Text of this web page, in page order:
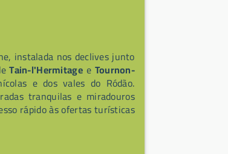
instalada nos declives junto
Tain-l'Hermitagee Tournon-
e dos vales do Ródão.
tranquilas e miradouros
rápido às ofertas turísticas